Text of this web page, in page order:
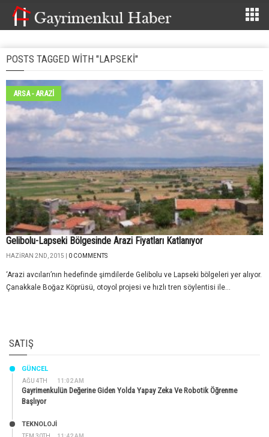
POSTS TAGGED WITH "LAPSEKI"
ARSA - ARAZİ
Gelibolu-Lapseki Bölgesinde Arazi Fiyatları Katlanıyor
HAZIRAN 2ND, 2015 | 0 COMMENTS
‘Arazi avcıları’nın hedefinde şimdilerde Gelibolu ve Lapseki bölgeleri yer alıyor.
Çanakkale Boğaz Köprüsü, otoyol projesi ve hızlı tren söylentisi ile...
SATIŞ
AĞU 4TH 11:02 AM
GÜNCEL
Gayrimenkulün Değerine Giden Yolda Yapay Zeka Ve Robotik Öğrenme
Başlıyor
TEKNOLOJİ